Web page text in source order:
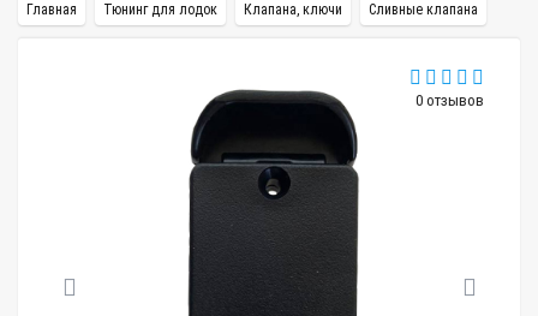
Главная Тюнинг для лодок Клапана, ключи Сливные клапана
0 отзывов